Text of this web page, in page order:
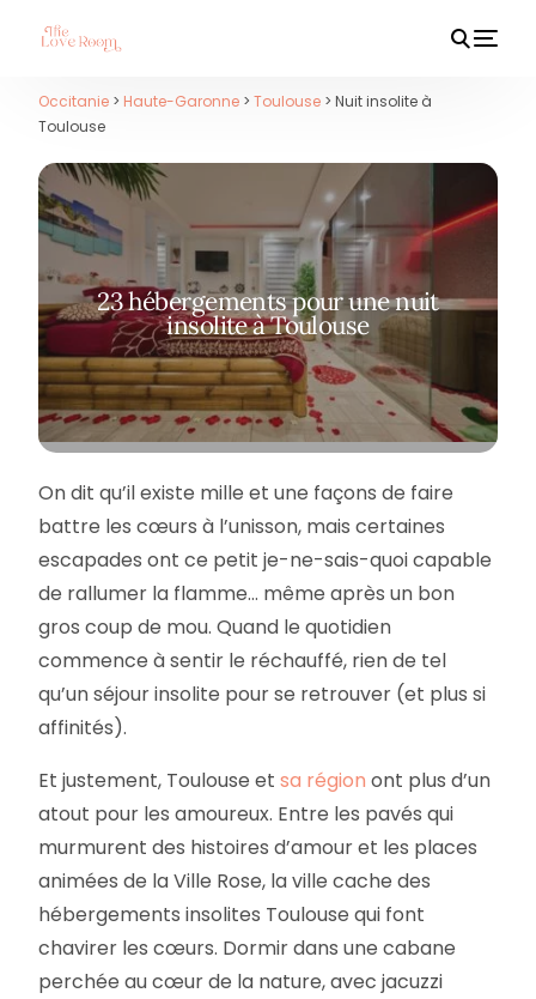
Occitanie > Haute-Garonne >Toulouse > Nuit insolite à
Toulouse
23 hébergements pour une nuit
insolite à Toulouse
On dit qu’il existe mille et une façons de faire
battre les cœurs à l’unisson, mais certaines
escapades ont ce petit je-ne-sais-quoi capable
de rallumer la flamme… même après un bon
gros coup de mou. Quand le quotidien
commence à sentir le réchauffé, rien de tel
qu’un séjour insolite pour se retrouver (et plus si
affinités).
Et justement, Toulouse etsa région ont plus d’un
atout pour les amoureux. Entre les pavés qui
murmurent des histoires d’amour et les places
animées de la Ville Rose, la ville cache des
hébergements insolites Toulouse qui font
chavirer les cœurs. Dormir dans une cabane
perchée au cœur de la nature, avec jacuzzi